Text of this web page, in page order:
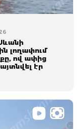
լողափում
ով ափից
էր